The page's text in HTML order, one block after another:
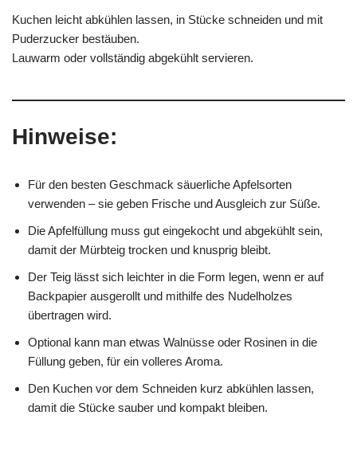
Kuchen leicht abkühlen lassen, in Stücke schneiden und mit
Puderzucker bestäuben.
Lauwarm oder vollständig abgekühlt servieren.
Hinweise:
Für den besten Geschmack säuerliche Apfelsorten
verwenden – sie geben Frische und Ausgleich zur Süße.
Die Apfelfüllung muss gut eingekocht und abgekühlt sein,
damit der Mürbteig trocken und knusprig bleibt.
Der Teig lässt sich leichter in die Form legen, wenn er auf
Backpapier ausgerollt und mithilfe des Nudelholzes
übertragen wird.
Optional kann man etwas Walnüsse oder Rosinen in die
Füllung geben, für ein volleres Aroma.
Den Kuchen vor dem Schneiden kurz abkühlen lassen,
damit die Stücke sauber und kompakt bleiben.